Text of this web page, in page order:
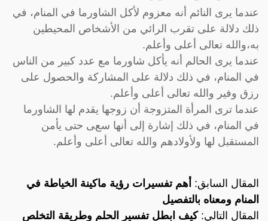
عندما يرى النائم أنه معزوم لأكل الشاورما في المنام، في
ذلك دلالة على تقرب الرائي من الأشخاص المحيطين
به،والله تعالى أعلى وأعلم.
عندما يرى الحالم أنه يأكل شاورما مع عدد كبير من الناس
في المنام، في ذلك دلالة على المشاركة والحصول على
رزق وفير والله تعالى أعلى وأعلم.
عندما ترى المرأة المتزوجة أن زوجها يقدم لها الشاورما
في المنام، في ذلك إشارة إلى أنها سعى حتى يأمن
المستقبل لها ولأولادهم والله تعالى أعلى وأعلم.
المقال السابق: أهم تفسيرات رؤية ماكينة الخياطة في
المنام ومعناه بالتفصيل
المقال التالي:كيف ابطل تفسير الحلم وطريقة التخلص